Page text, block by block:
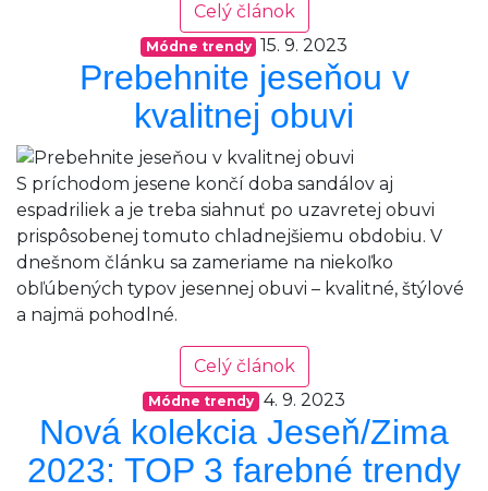
Celý článok
Módne trendy 15. 9. 2023
Prebehnite jeseňou v
kvalitnej obuvi
S príchodom jesene končí doba sandálov aj
espadriliek a je treba siahnuť po uzavretej obuvi
prispôsobenej tomuto chladnejšiemu obdobiu. V
dnešnom článku sa zameriame na niekoľko
obľúbených typov jesennej obuvi – kvalitné, štýlové
a najmä pohodlné.
Celý článok
Módne trendy 4. 9. 2023
Nová kolekcia Jeseň/Zima
2023: TOP 3 farebné trendy